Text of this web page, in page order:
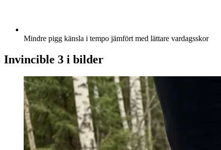
Mindre pigg känsla i tempo jämfört med lättare vardagsskor
Invincible 3 i bilder